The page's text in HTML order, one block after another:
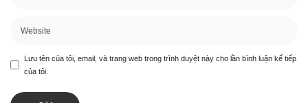
Lưu tên của tôi, email, và trang web trong trình duyệt này cho lần bình luận kế tiếp
của tôi.